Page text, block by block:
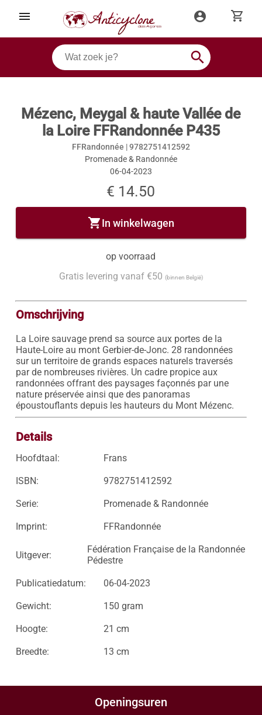
menu account_circle shopping_cart
search
Mézenc, Meygal & haute Vallée de
la Loire FFRandonnée P435
FFRandonnée |9782751412592
Promenade & Randonnée
06-04-2023
€ 14.50
shopping_cartIn winkelwagen
op voorraad
Gratis levering vanaf €50 (binnen België)
Omschrijving
La Loire sauvage prend sa source aux portes de la
Haute-Loire au mont Gerbier-de-Jonc. 28 randonnées
sur un territoire de grands espaces naturels traversés
par de nombreuses rivières. Un cadre propice aux
randonnées offrant des paysages façonnés par une
nature préservée ainsi que des panoramas
époustouflants depuis les hauteurs du Mont Mézenc.
Details
Hoofdtaal: Frans
ISBN: 9782751412592
Serie: Promenade & Randonnée
Imprint: FFRandonnée
Uitgever:
Fédération Française de la Randonnée
Pédestre
Publicatiedatum: 06-04-2023
Gewicht: 150 gram
Hoogte: 21 cm
Breedte: 13 cm
Openingsuren